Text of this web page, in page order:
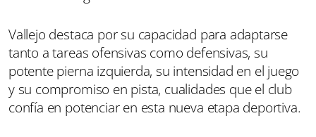
Vallejo destaca por su capacidad para adaptarse
tanto a tareas ofensivas como defensivas, su
potente pierna izquierda, su intensidad en el juego
y su compromiso en pista, cualidades que el club
confía en potenciar en esta nueva etapa deportiva.